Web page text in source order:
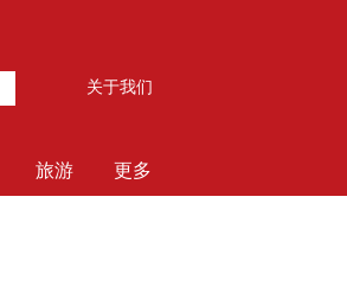
关于我们
旅游 更多